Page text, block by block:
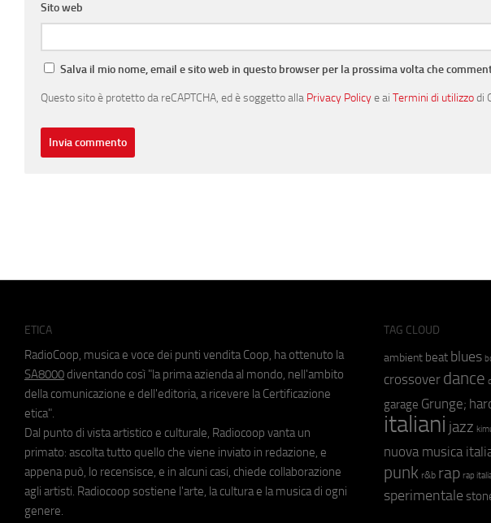
Sito web
Salva il mio nome, email e sito web in questo browser per la prossima volta che
Questo sito è protetto da reCAPTCHA, ed è soggetto alla Privacy Policye ai Termini di utilizzodi
ETICA
RadioCoop, musica e voce dei punti vendita Coop, ha ottenuto la
SA8000 diventando così "la prima azienda al mondo, nell'ambito
della comunicazione e dell'editoria, a ricevere la Certificazione
etica".
Dal punto di vista artistico e culturale, Radiocoop vanta un
primato: ascolta tutto quello che viene inviato in redazione, e
appena può, lo recensisce, e in alcuni casi, chiede collaborazione
agli artisti. Radiocoop sostiene l'arte, la cultura e la musica di ogni
genere.
TAG CLOUD
ambient beat blues
crossover dance
garage Grunge;
italiani jazz
nuova musica
punk r&b rap rap
sperimentale